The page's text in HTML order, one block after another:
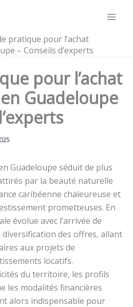
pratique pour l’achat
– Conseils d’experts
pour l’achat
Guadeloupe
Guadeloupe séduit de plus
par la beauté naturelle
caribéenne chaleureuse et
prometteuses. En
évolue avec l’arrivée de
des offres, allant
aux projets de
locatifs.
du territoire, les profils
les modalités financières
alors indispensable pour